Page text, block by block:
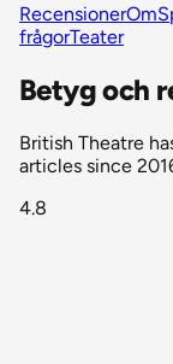
RecensionerOm
frågorTeater
Betyg och
British Theatre
articles since
4.8